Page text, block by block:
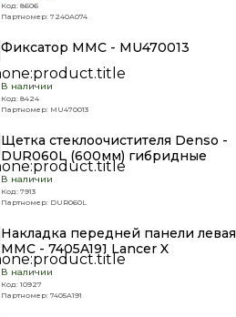
Код: 8606
Партномер: 7240A074
Фиксатор MMC - MU470013
В наличии
Код: 8424
Партномер: MU470013
Щетка стеклоочистителя Denso -
DUR060L (600мм) гибридные
В наличии
Код: 7913
Партномер: DUR060L
Накладка передней панели левая
MMC - 7405A191 Lancer X
В наличии
Код: 10927
Партномер: 7405A191